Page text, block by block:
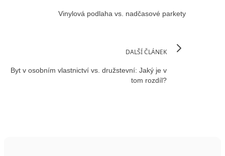
Vinylová podlaha vs. nadčasové parkety
DALŠÍ ČLÁNEK
Byt v osobním vlastnictví vs. družstevní: Jaký je v
tom rozdíl?